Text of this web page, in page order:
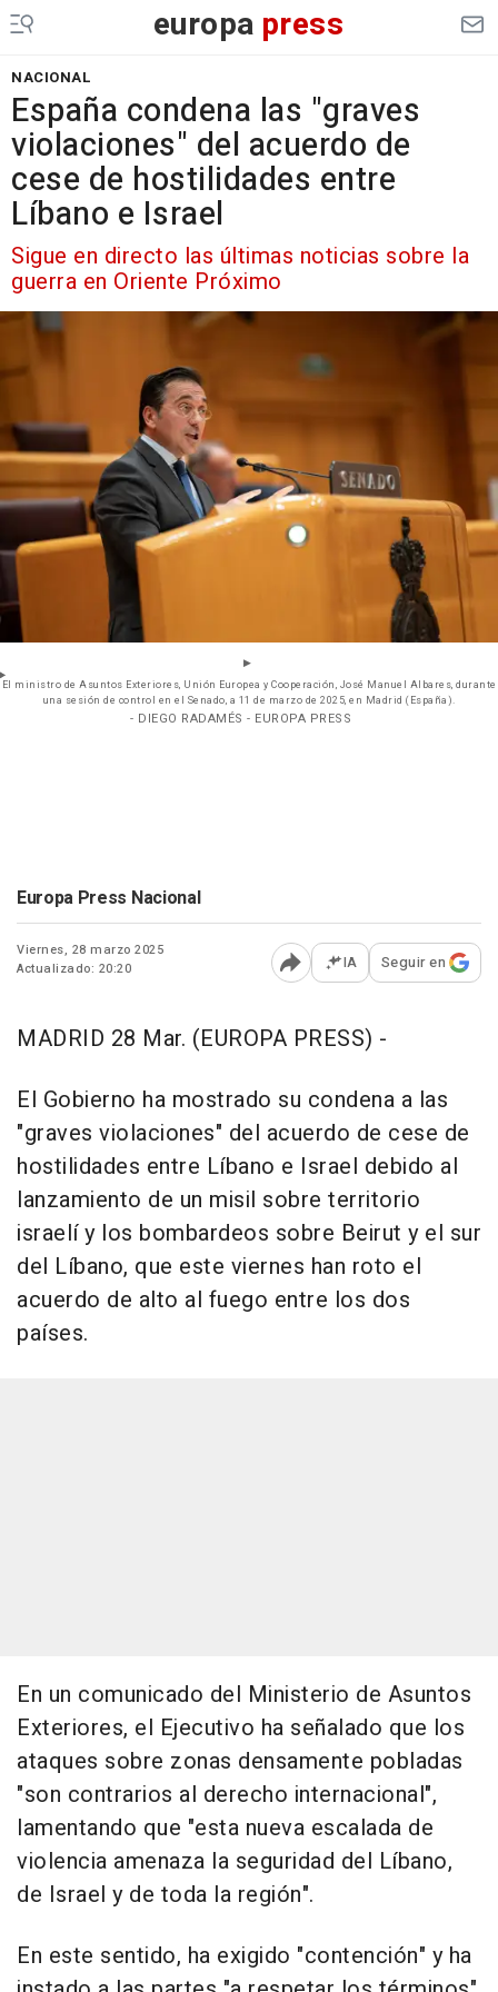
europa press
NACIONAL
España condena las "graves
violaciones" del acuerdo de
cese de hostilidades entre
Líbano e Israel
Sigue en directo las últimas noticias sobre la
guerra en Oriente Próximo
El ministro de Asuntos Exteriores, Unión Europea y Cooperación, José Manuel Albares, durante
una sesión de control en el Senado, a 11 de marzo de 2025, en Madrid (España).
- DIEGO RADAMÉS - EUROPA PRESS
Europa Press Nacional
Viernes, 28 marzo 2025
Actualizado: 20:20
Abrir opciones para
IA Seguir en
MADRID 28 Mar. (EUROPA PRESS) -
El Gobierno ha mostrado su condena a las
"graves violaciones" del acuerdo de cese de
hostilidades entre Líbano e Israel debido al
lanzamiento de un misil sobre territorio
israelí y los bombardeos sobre Beirut y el sur
del Líbano, que este viernes han roto el
acuerdo de alto al fuego entre los dos
países.
En un comunicado del Ministerio de Asuntos
Exteriores, el Ejecutivo ha señalado que los
ataques sobre zonas densamente pobladas
"son contrarios al derecho internacional",
lamentando que "esta nueva escalada de
violencia amenaza la seguridad del Líbano,
de Israel y de toda la región".
En este sentido, ha exigido "contención" y ha